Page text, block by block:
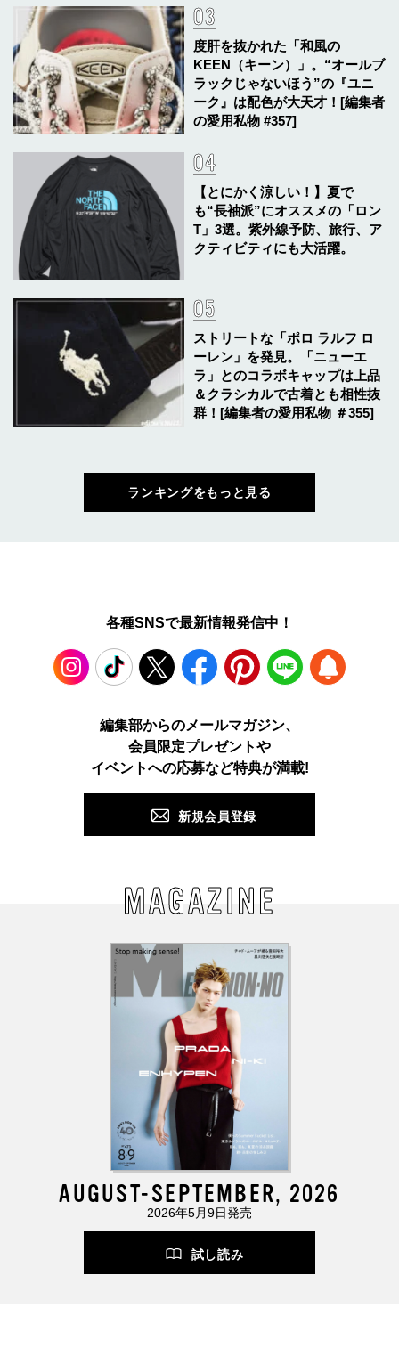
度肝を抜かれた「和風の
KEEN（キーン）」。“オールブ
ラックじゃないほう”の『ユニ
ーク』は配色が大天才！[編集者
の愛用私物 #357]
【とにかく涼しい！】夏で
も“長袖派”にオススメの「ロン
T」3選。紫外線予防、旅行、ア
クティビティにも大活躍。
ストリートな「ポロ ラルフ ロ
ーレン」を発見。「ニューエ
ラ」とのコラボキャップは上品
＆クラシカルで古着とも相性抜
群！[編集者の愛用私物 ＃355]
ランキングをもっと見る
各種SNSで最新情報発信中！
TikTok X Facebook Pinterest LINE
編集部からのメールマガジン、
会員限定プレゼントや
イベントへの応募など特典が満載!
新規会員登録
MAGAZINE
AUGUST-SEPTEMBER, 2026
2026年5月9日発売
試し読み